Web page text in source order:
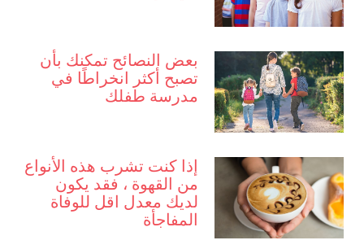
بعض النصائح تمكنك بأن
تصبح أكثر انخراطًا في
مدرسة طفلك
إذا كنت تشرب هذه الأنواع
من القهوة ، فقد يكون
لديك معدل اقل للوفاة
المفاجأة